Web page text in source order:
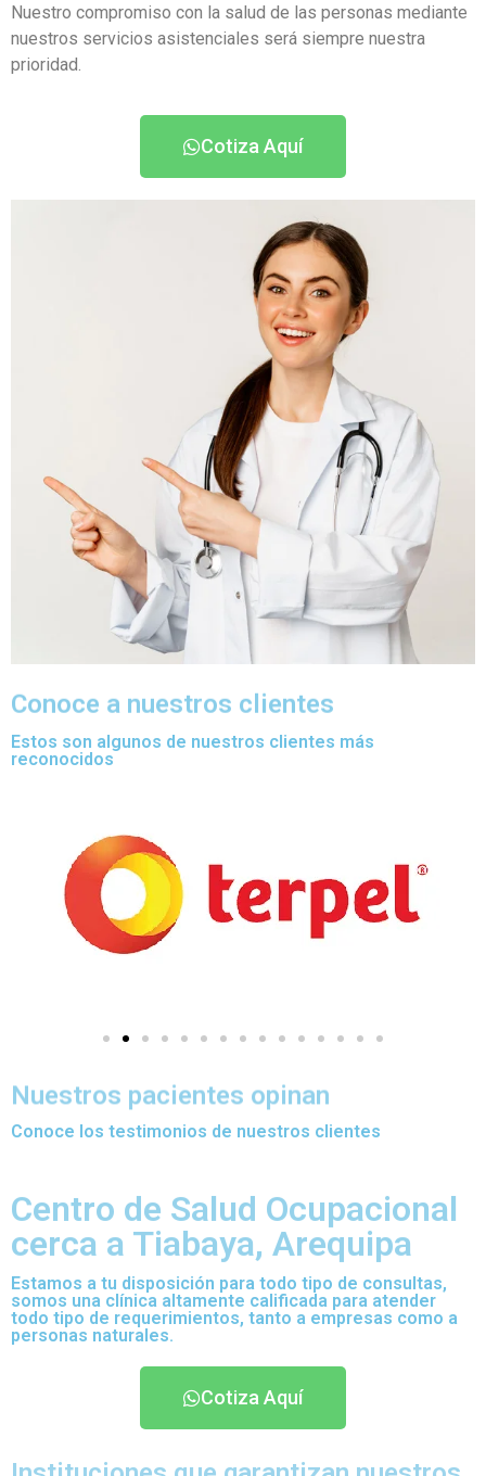
Nuestro compromiso con la salud de las personas mediante
nuestros servicios asistenciales será siempre nuestra
prioridad.
Cotiza Aquí
Conoce a nuestros clientes
Estos son algunos de nuestros clientes más
reconocidos
Nuestros pacientes opinan
Conoce los testimonios de nuestros clientes
Centro de Salud Ocupacional
cerca a Tiabaya, Arequipa
Estamos a tu disposición para todo tipo de consultas,
somos una clínica altamente calificada para atender
todo tipo de requerimientos, tanto a empresas como a
personas naturales.
Cotiza Aquí